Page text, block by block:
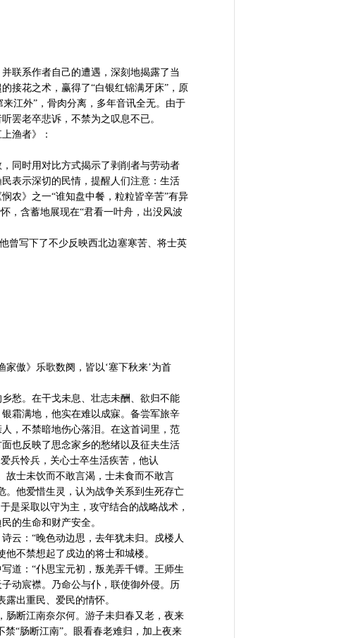
联系作者自己的遭遇，深刻地揭露了当
接花之术，赢得了“白银红锦满牙床”，原
江外”，骨肉分离，多年音讯全无。由于
罢老卒悲诉，不禁为之叹息不已。
渔者》：
同时用对比方式揭示了剥削者与劳动者
表示深切的民情，提醒人们注意：生活
农》之一“谁知盘中餐，粒粒皆辛苦”有异
，含蓄地展现在“君看一叶舟，出没风波
曾写下了不少反映西北边塞寒苦、将士英
傲》乐歌数阕，皆以‘塞下秋来’为首
愁。在干戈未息、壮志未酬、欲归不能
霜满地，他实在难以成寐。备尝军旅辛
，不禁暗地伤心落泪。在这首词里，范
也反映了思念家乡的愁绪以及征夫生活
兵怜兵，关心士卒生活疾苦，他认
故士未饮而不敢言渴，士未食而不敢言
。他爱惜生灵，认为战争关系到生死存亡
是采取以守为主，攻守结合的战略战术，
的生命和财产安全。
云：“晚色动边思，去年犹未归。戍楼人
不禁想起了戍边的将士和城楼。
道：“仆思宝元初，叛羌弄千镡。王师生
动宸襟。乃命公与仆，联使御外侵。历
出重民、爱民的情怀。
肠断江南奈尔何。游子未归春又老，夜来
“肠断江南”。眼看春老难归，加上夜来